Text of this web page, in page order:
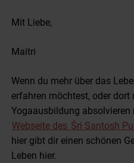
Mit Liebe,
Maitri
Wenn du mehr über das
erfahren möchtest, oder dort
Yogaausbildung
Webseite des Śri Santosh
hier gibt dir einen schönen
Leben hier.